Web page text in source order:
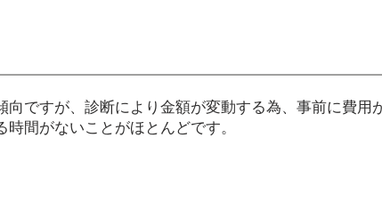
ですが、診断により金額が変動する為、事前に費用
間がないことがほとんどです。